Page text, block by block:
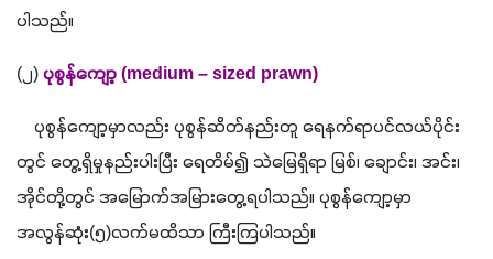
ပါသည်။
(၂) ပုစွန်ကျော့ (medium – sized prawn)
ပုစွန်ကျော့မှာလည်း ပုစွန်ဆိတ်နည်းတူ ရေနက်ရာပင်လယ်ပိုင်း
တွင် တွေ့ရှိမှုနည်းပါးပြီး ရေတိမ်၍ သဲမြေရှိရာ မြစ်၊ ချောင်း၊ အင်း၊
အိုင်တို့တွင် အမြောက်အမြားတွေ့ရပါသည်။ ပုစွန်ကျော့မှာ
အလွန်ဆုံး(၅)လက်မထိသာ ကြီးကြပါသည်။